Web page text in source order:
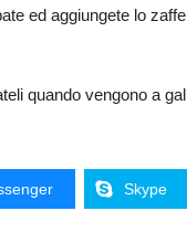
ed aggiungete lo
quando vengono a
Skype